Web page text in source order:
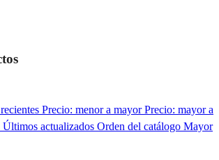
Precio: menor a mayorPrecio: mayor a
Últimos actualizados Orden del catálogo Mayor